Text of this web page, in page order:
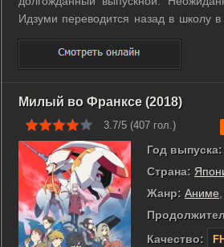
Идзуми переводится назад в школу
спустя четыре года, как покинул
воссоединение с друзьями со
влияние не только на его ...
Милый во Франкcе (2018)
3.7/5 (407 гол.)
Год выпуска:
Страна:
Жанр: Аниме,
Качество: